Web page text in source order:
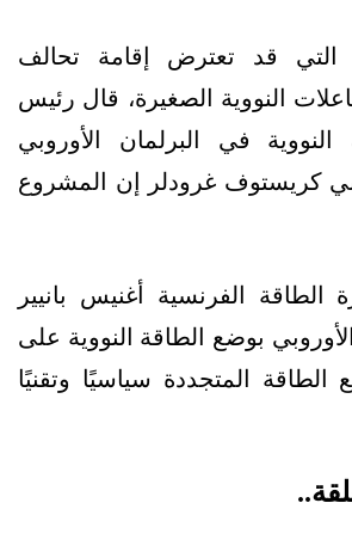
التي قد تعترض إقامة تحالف
النووية الصغيرة، قال رئيس
في البرلمان الأوروبي
كريستوف غرودلر إن المشروع
الطاقة الفرنسية أغنيس بانيير
الأوروبي بوضع الطاقة النووية على
الطاقة المتجددة سياسيًا وتقنيًا